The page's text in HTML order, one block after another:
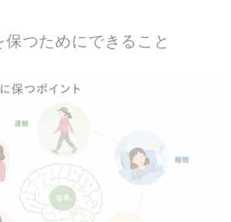
つためにできること